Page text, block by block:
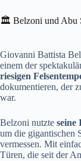
🏛️ Belzoni und Abu
Giovanni Battista
einem der
riesigen
dokumentieren, der
war.
Belzoni nutzte seine
um die gigantischen
vermessen. Mit
Türen, die seit der